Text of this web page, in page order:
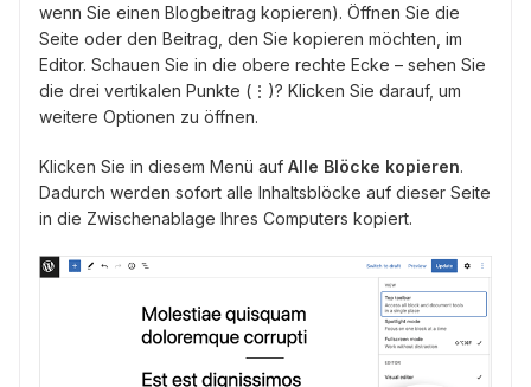
wenn Sie einen Blogbeitrag kopieren). Öffnen Sie die
Seite oder den Beitrag, den Sie kopieren möchten, im
Editor. Schauen Sie in die obere rechte Ecke – sehen Sie
die drei vertikalen Punkte (⋮)? Klicken Sie darauf, um
weitere Optionen zu öffnen.
Klicken Sie in diesem Menü auf Alle Blöcke kopieren.
Dadurch werden sofort alle Inhaltsblöcke auf dieser Seite
in die Zwischenablage Ihres Computers kopiert.